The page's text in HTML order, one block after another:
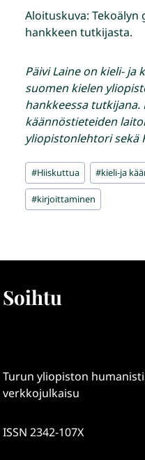
Aloituskuva: Tekoälyn
hankkeen tutkijasta.
Päivi Laine on kieli- ja
suomen kielen
hankkeessa
käännöstieteiden
yliopistonlehtori sekä
Avainsanat:
#Hiiskuttua #kieli-ja
#kirjoittaminen
Soihtu
Turun yliopiston
verkkojulkaisu
ISSN 2342-107X